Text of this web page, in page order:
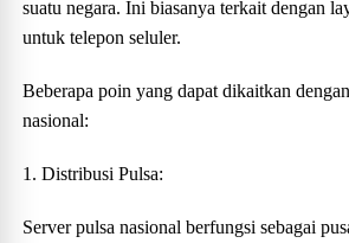
suatu negara. Ini biasanya terkait dengan
untuk telepon seluler.
Beberapa poin yang dapat dikaitkan
nasional:
1. Distribusi Pulsa:
Server pulsa nasional berfungsi sebagai